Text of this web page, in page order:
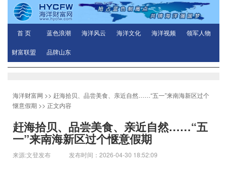
首 页 蓝色浪潮 海洋风云 海洋文化 海洋视频 领军人物
财富联盟 品牌山东
海洋财富网 >> 赶海拾贝、品尝美食、亲近自然……“五一”来南海新区过个
惬意假期 >> 正文内容
赶海拾贝、品尝美食、亲近自然……“五
一”来南海新区过个惬意假期
来源:文登发布 发布时间：2026-04-30 18:52:09